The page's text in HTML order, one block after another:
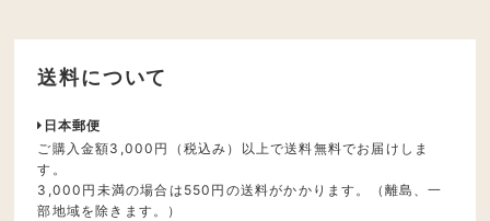
送料について
日本郵便
ご購入金額3,000円（税込み）以上で送料無料でお届けしま
す。
3,000円未満の場合は550円の送料がかかります。（離島、一
部地域を除きます。）